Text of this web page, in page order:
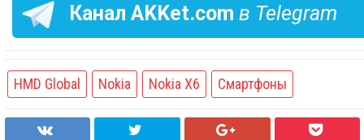
Канал AKKet.com в Telegram
HMD Global Nokia Nokia X6 Смартфоны